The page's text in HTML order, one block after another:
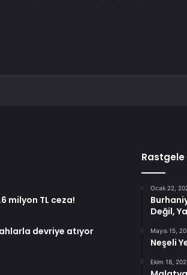
milyon TL ceza!
devriye atıyor
Ocak 22,
Değil,
Mayıs 15,
Neşeli
Ekim 18,